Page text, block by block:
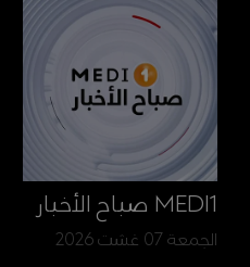
MEDI1 صباح الأخبار
الجمعة 07 غشت 2026